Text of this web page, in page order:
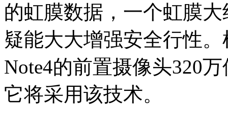
的虹膜数据，一个虹膜
疑能大大增强安全行性
Note4的前置摄像头320
它将采用该技术。